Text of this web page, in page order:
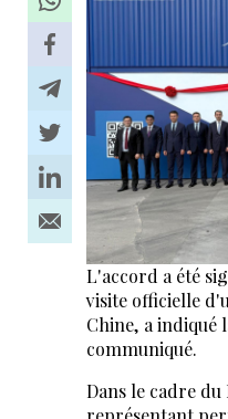
L'accord a été
visite officielle
Chine, a indiqué
communiqué.
Dans le cadre du